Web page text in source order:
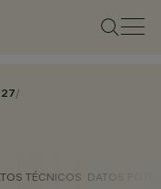
27/
TÉCNICOS DATOS